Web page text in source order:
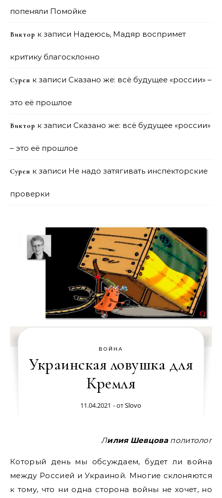
попеняли Помойке
Виктор к записи Надеюсь, Мадяр воспримет
критику благосклонно
Сурен к записи Сказано же: всё будущее «россии» –
это её прошлое
Виктор к записи Сказано же: всё будущее «россии»
– это её прошлое
Сурен к записи Не надо затягивать инспекторские
проверки
ВОЙНА
Украинская ловушка для
Кремля
11.04.2021 - отSlovo
Лилия Шевцоваполитолог
Который день мы обсуждаем, будет ли война
между Россией и Украиной. Многие склоняются
к тому, что ни одна сторона войны не хочет, но